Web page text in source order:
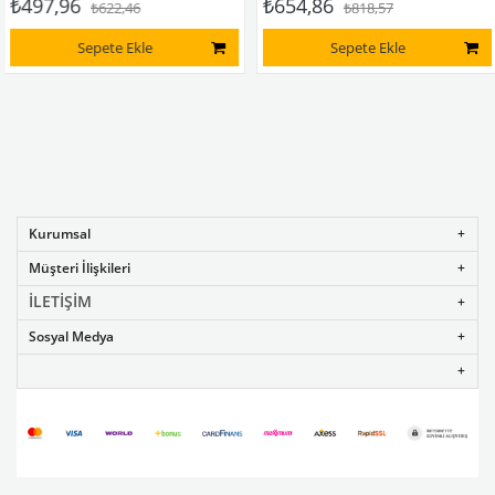
₺622,46
Sepete Ekle
₺654,86 ₺818,57
Sepete Ekle
Kurumsal
Müşteri İlişkileri
İLETİŞİM
Sosyal Medya